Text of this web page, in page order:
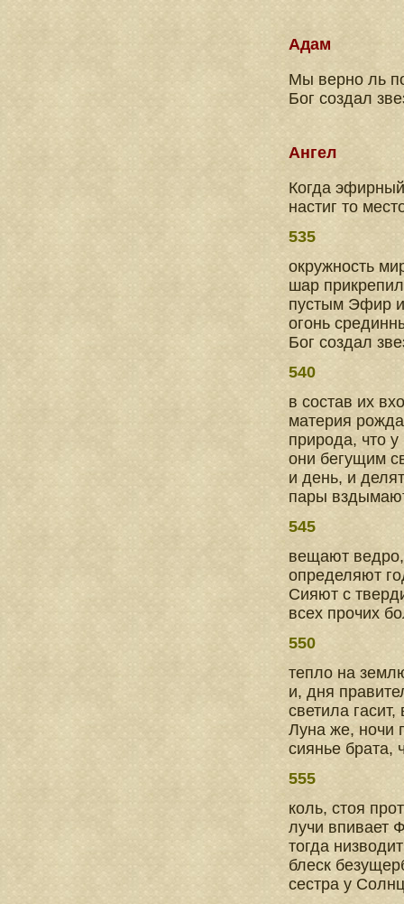
Адам
Мы верно ль
Бог создал
Ангел
Когда
настиг то
535
окружность
шар
пустым Эфир и
огонь
Бог создал
540
в состав их
материя
природа, что
они бегущим
и день, и
пары
545
вещают
определяют
Сияют с
всех прочих
550
тепло на
и, дня
светила
Луна же, ночи
сиянье брата,
555
коль, стоя
лучи впивает
тогда
блеск
сестра у